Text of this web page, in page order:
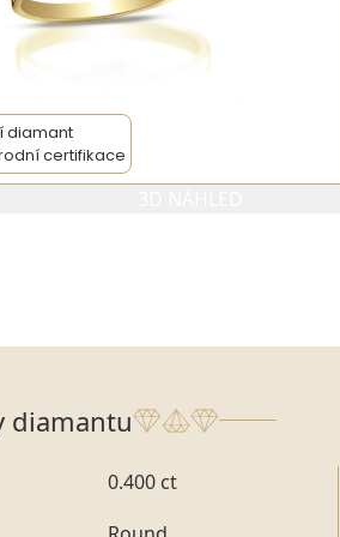
diamant
certifikace
diamantu
0.400 ct